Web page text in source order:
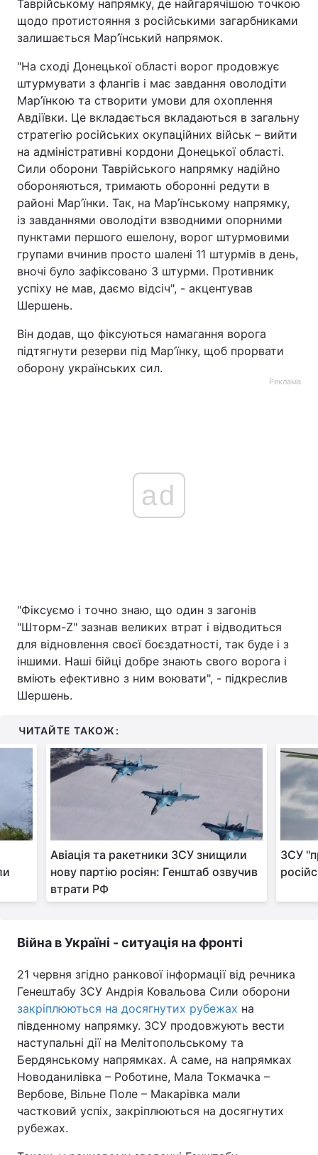
Таврійському напрямку, де найгарячішою точкою
щодо протистояння з російськими загарбниками
залишається Мар’їнський напрямок.
"На сході Донецької області ворог продовжує
штурмувати з флангів і має завдання оволодіти
Мар’їнкою та створити умови для охоплення
Авдіївки. Це вкладається вкладаються в загальну
стратегію російських окупаційних військ – вийти
на адміністративні кордони Донецької області.
Сили оборони Таврійського напрямку надійно
обороняються, тримають оборонні редути в
районі Мар’їнки. Так, на Мар’їнському напрямку,
із завданнями оволодіти взводними опорними
пунктами першого ешелону, ворог штурмовими
групами вчинив просто шалені 11 штурмів в день,
вночі було зафіксовано 3 штурми. Противник
успіху не мав, даємо відсіч", - акцентував
Шершень.
Він додав, що фіксуються намагання ворога
підтягнути резерви під Мар’їнку, щоб прорвати
оборону українських сил.
Реклама
ad
"Фіксуємо і точно знаю, що один з загонів
"Шторм-Z" зазнав великих втрат і відводиться
для відновлення своєї боєздатності, так буде і з
іншими. Наші бійці добре знають свого ворога і
вміють ефективно з ним воювати", - підкреслив
Шершень.
ЧИТАЙТЕ ТАКОЖ:
Авіація та ракетники ЗСУ знищили
нову партію росіян: Генштаб озвучив
втрати РФ
ЗСУ
Війна в Україні - ситуація на фронті
21 червня згідно ранкової інформації від речника
Генештабу ЗСУ Андрія Ковальова Сили оборони
закріплюються на досягнутих рубежах на
південному напрямку. ЗСУ продовжують вести
наступальні дії на Мелітопольському та
Бердянському напрямках. А саме, на напрямках
Новоданилівка – Роботине, Мала Токмачка –
Вербове, Вільне Поле – Макарівка мали
частковий успіх, закріплюються на досягнутих
рубежах.